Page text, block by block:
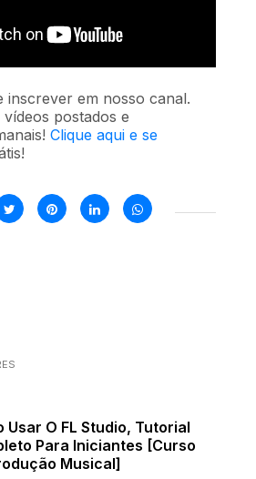
inscrever em nosso canal.
vídeos postados e
Clique aqui e se
Usar O FL Studio, Tutorial
Para Iniciantes [Curso
Musical]